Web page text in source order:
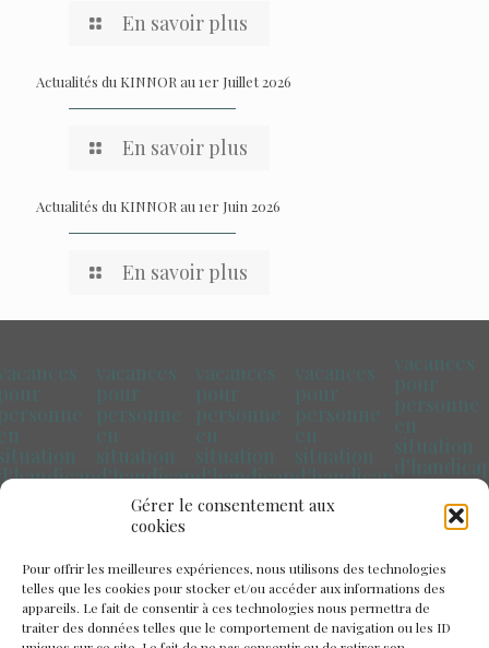
Gérer le consentement aux
cookies
Pour offrir les meilleures expériences, nous utilisons des technologies
telles que les cookies pour stocker et/ou accéder aux informations des
appareils. Le fait de consentir à ces technologies nous permettra de
traiter des données telles que le comportement de navigation ou les ID
En savoir plus
Actualités du KINNOR au 1er Juillet 2026
En savoir plus
Actualités du KINNOR au 1er Juin 2026
En savoir plus
d'handicap
Paris
d'handicap
Toulouse
d'handicap
Bretagne Pays de la